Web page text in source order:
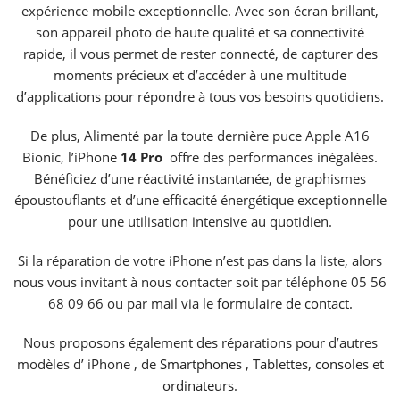
expérience mobile exceptionnelle. Avec son écran brillant,
son appareil photo de haute qualité et sa connectivité
rapide, il vous permet de rester connecté, de capturer des
moments précieux et d’accéder à une multitude
d’applications pour répondre à tous vos besoins quotidiens.
De plus, Alimenté par la toute dernière puce Apple A16
Bionic, l’iPhone 14 Pro offre des performances inégalées.
Bénéficiez d’une réactivité instantanée, de graphismes
époustouflants et d’une efficacité énergétique exceptionnelle
pour une utilisation intensive au quotidien.
Si la réparation de votre iPhone n’est pas dans la liste, alors
nous vous invitant à nous contacter soit par téléphone 05 56
68 09 66 ou par mail via le formulaire de contact.
Nous proposons également des réparations pour d’autres
modèles d’ iPhone , de Smartphones, Tablettes, consoleset
ordinateurs.